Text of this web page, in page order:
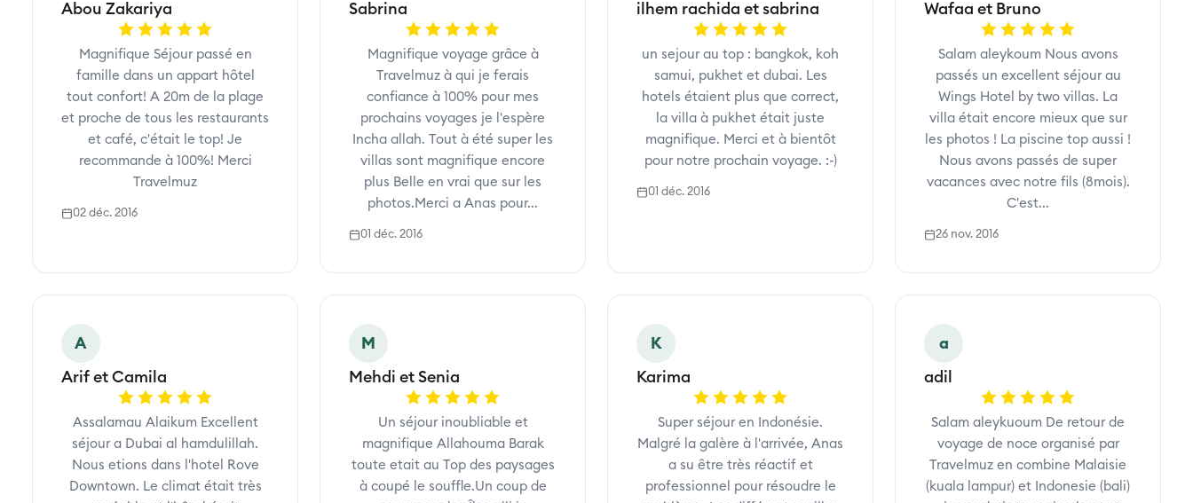
Abou Zakariya
Magnifique Séjour passé en
famille dans un appart hôtel
tout confort! A 20m de la plage
et proche de tous les restaurants
et café, c'était le top! Je
recommande à 100%! Merci
Travelmuz
02 déc. 2016
Sabrina
Magnifique voyage grâce à
Travelmuz à qui je ferais
confiance à 100% pour mes
prochains voyages je l'espère
Incha allah. Tout à été super les
villas sont magnifique encore
plus Belle en vrai que sur les
photos.Merci a Anas pour...
01 déc. 2016
ilhem rachida et sabrina
un sejour au top : bangkok, koh
samui, pukhet et dubai. Les
hotels étaient plus que correct,
la villa à pukhet était juste
magnifique. Merci et à bientôt
pour notre prochain voyage. :-)
01 déc. 2016
Wafaa et Bruno
Salam aleykoum Nous avons
passés un excellent séjour au
Wings Hotel by two villas. La
villa était encore mieux que sur
les photos ! La piscine top aussi !
Nous avons passés de super
vacances avec notre fils (8mois).
C'est...
26 nov. 2016
A
Arif et Camila
Assalamau Alaikum Excellent
séjour a Dubai al hamdulillah.
Nous etions dans l'hotel Rove
Downtown. Le climat était très
M
Mehdi et Senia
Un séjour inoubliable et
magnifique Allahouma Barak
toute etait au Top des paysages
à coupé le souffle.Un coup de
K
Karima
Super séjour en Indonésie.
Malgré la galère à l'arrivée, Anas
a su être très réactif et
professionnel pour résoudre le
a
adil
Salam aleykuoum De retour de
voyage de noce organisé par
Travelmuz en combine Malaisie
(kuala lampur) et Indonesie (bali)